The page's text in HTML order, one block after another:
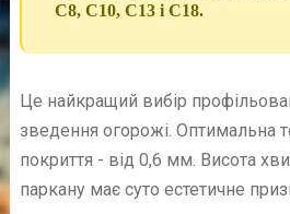
С8, С10, С13 і С18.
Це найкращий вибір
зведення огорожі. Оптимальна
покриття - від 0,6 мм. Висота
паркану має суто естетичне